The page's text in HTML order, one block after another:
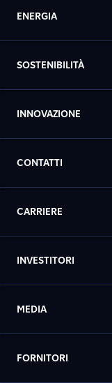
ENERGIA
SOSTENIBILITÀ
INNOVAZIONE
CONTATTI
CARRIERE
INVESTITORI
MEDIA
FORNITORI